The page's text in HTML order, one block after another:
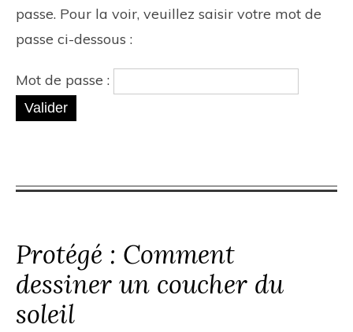
passe. Pour la voir, veuillez saisir votre mot de
passe ci-dessous :
Mot de passe :
Protégé : Comment
dessiner un coucher du
soleil